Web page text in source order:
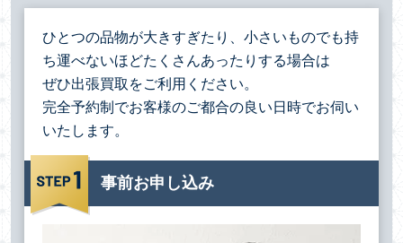
ひとつの品物が大きすぎたり、小さいものでも持
ち運べないほどたくさんあったりする場合は
ぜひ出張買取をご利用ください。
完全予約制でお客様のご都合の良い日時でお伺い
いたします。
事前お申し込み